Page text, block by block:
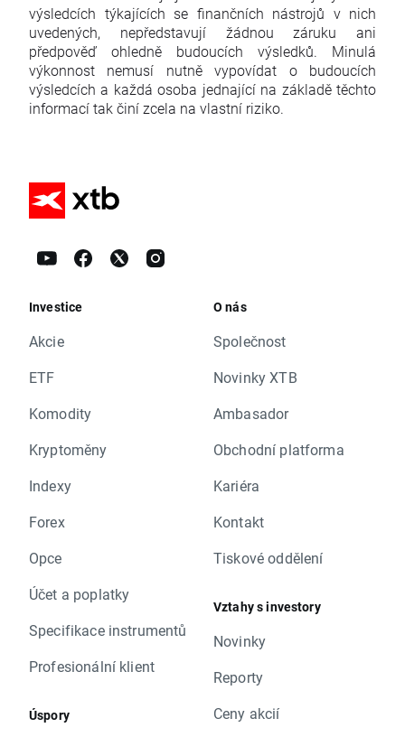
výsledcích týkajících se finančních nástrojů v nich
uvedených, nepředstavují žádnou záruku ani
předpověď ohledně budoucích výsledků. Minulá
výkonnost nemusí nutně vypovídat o budoucích
výsledcích a každá osoba jednající na základě těchto
informací tak činí zcela na vlastní riziko.
Investice
Akcie
ETF
Komodity
Kryptoměny
Indexy
Forex
Opce
Účet a poplatky
Specifikace instrumentů
Profesionální klient
Úspory
O nás
Společnost
Novinky XTB
Ambasador
Obchodní platforma
Kariéra
Kontakt
Tiskové oddělení
Vztahy s investory
Novinky
Reporty
Ceny akcií